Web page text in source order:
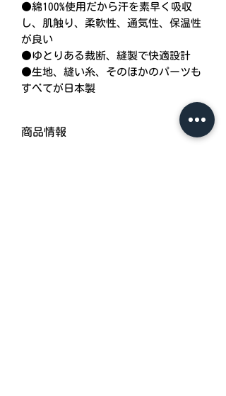
●綿100%使用だから汗を素早く吸収
し、肌触り、柔軟性、通気性、保温性
が良い
●ゆとりある裁断、縫製で快適設計
●生地、縫い糸、そのほかのパーツも
すべてが日本製
商品情報